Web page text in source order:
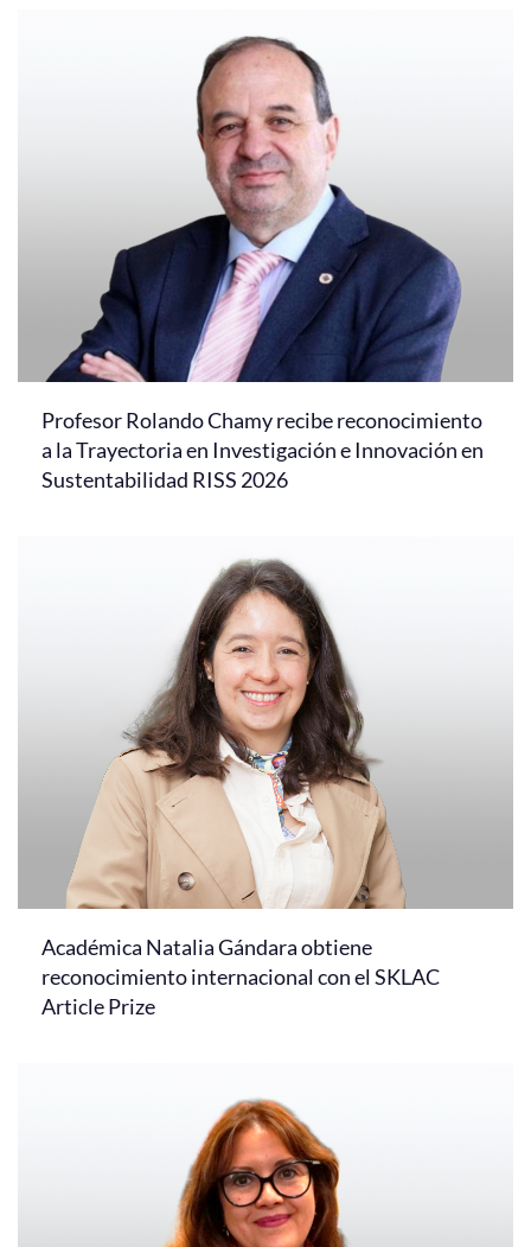
Profesor Rolando Chamy recibe reconocimiento
a la Trayectoria en Investigación e Innovación en
Sustentabilidad RISS 2026
Académica Natalia Gándara obtiene
reconocimiento internacional con el SKLAC
Article Prize